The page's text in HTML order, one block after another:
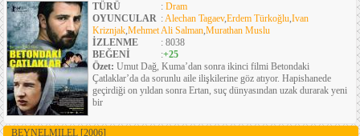
TÜRÜ
: Dram
OYUNCULAR :Alechan Tagaev,Erdem Türkoğlu,Ivan
Kriznjak,Mehmet Ali Salman,Murathan Muslu
İZLENME
: 8038
BEĞENİ
:+25
Özet: Umut Dağ, Kuma’dan sonra ikinci filmi Betondaki
Çatlaklar’da da sorunlu aile ilişkilerine göz atıyor. Hapishanede
geçirdiği on yıldan sonra Ertan, suç dünyasından uzak durarak yeni
bir
BEYNELMILEL [2006]